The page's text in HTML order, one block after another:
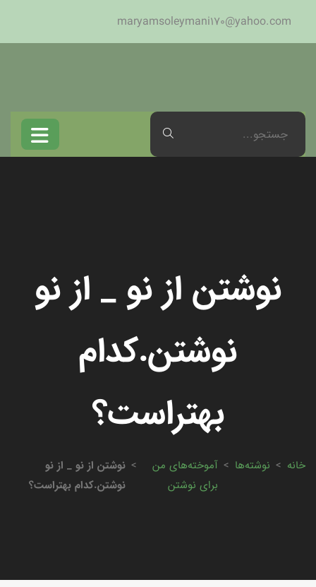
maryamsoleymani170@yahoo.com
نوشتن از نو _ از نو
نوشتن.کدام
بهتراست؟
خانه > نوشته‌ها > آموخته‌های من
برای نوشتن
> نوشتن از نو _ از نو
نوشتن.کدام بهتراست؟